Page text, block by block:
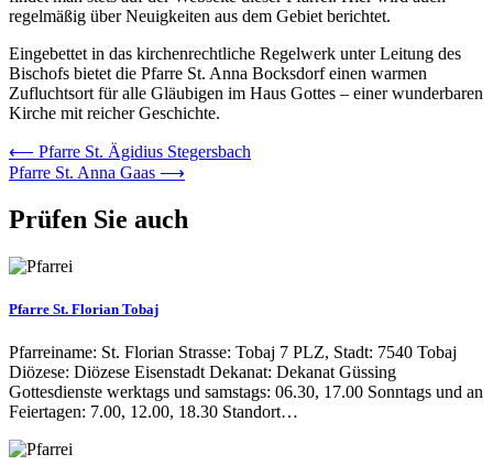
regelmäßig über Neuigkeiten aus dem Gebiet berichtet.
Eingebettet in das kirchenrechtliche Regelwerk unter Leitung des
Bischofs bietet die Pfarre St. Anna Bocksdorf einen warmen
Zufluchtsort für alle Gläubigen im Haus Gottes – einer wunderbaren
Kirche mit reicher Geschichte.
Beitrags-
Navigation
⟵ Pfarre St. Ägidius Stegersbach
Pfarre St. Anna Gaas ⟶
Prüfen Sie auch
Pfarre St. Florian Tobaj
Pfarreiname: St. Florian Strasse: Tobaj 7 PLZ, Stadt: 7540 Tobaj
Diözese: Diözese Eisenstadt Dekanat: Dekanat Güssing
Gottesdienste werktags und samstags: 06.30, 17.00 Sonntags und an
Feiertagen: 7.00, 12.00, 18.30 Standort…